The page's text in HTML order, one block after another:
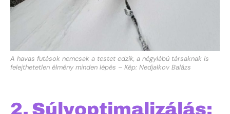
A havas futások nemcsak a testet edzik, a négylábú társaknak is
felejthetetlen élmény minden lépés – Kép: Nedjalkov Balázs